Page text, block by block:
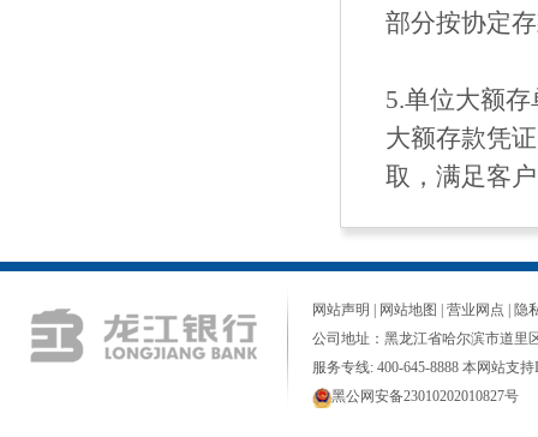
部分按协定
5.单位大额
大额存款凭
取，满足客
网站声明 网站地图 营业网点
隐
公司地址：黑龙江省哈尔滨市道里
服务专线: 400-645-8888 本网站支持
黑公网安备23010202010827号